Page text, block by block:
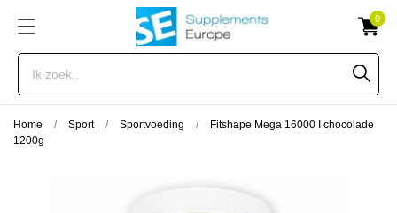
0
Home Sport Sportvoeding
Fitshape Mega 16000 I chocolade
1200g